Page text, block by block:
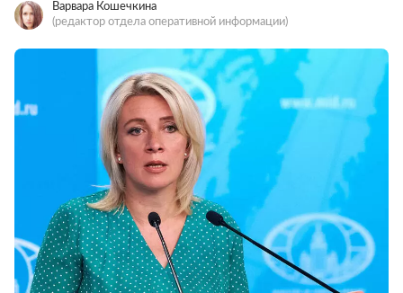
Варвара Кошечкина
(редактор отдела оперативной информации)